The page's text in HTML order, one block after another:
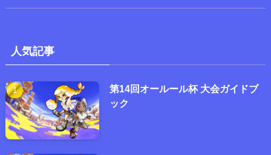
人気記事
第14回オールール杯 大会ガイドブ
ック